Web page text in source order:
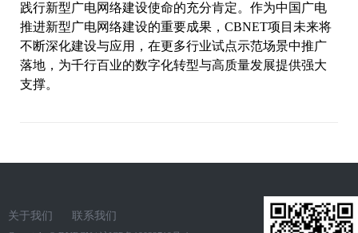
践行新型广电网络建设使命的充分肯定。作为中国广电
推进新型广电网络建设的重要成果，CBNET项目未来将
不断深化建设与应用，在更多行业试点示范场景中推广
落地，为千行百业的数字化转型与高质量发展提供强大
支撑。
关于我们 联系我们